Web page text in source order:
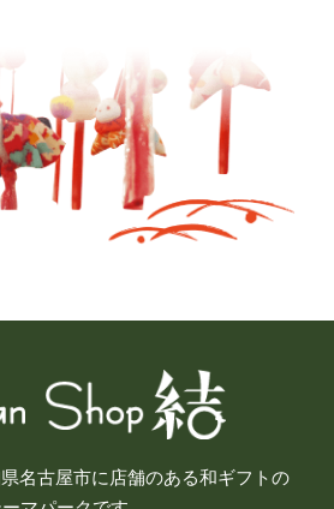
県名古屋市に店舗のある和ギフトの